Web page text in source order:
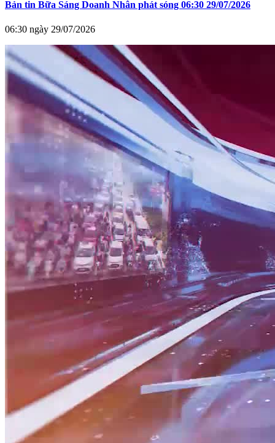
Bản tin Bữa Sáng Doanh Nhân phát sóng 06:30 29/07/2026
06:30 ngày 29/07/2026